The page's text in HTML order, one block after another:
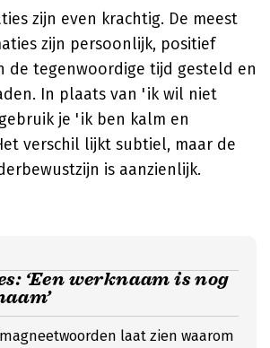
zijn even krachtig. De meest
zijn persoonlijk, positief
de tegenwoordige tijd gesteld en
In plaats van 'ik wil niet
je 'ik ben kalm en
verschil lijkt subtiel, maar de
is aanzienlijk.
‘Een werknaam is nog
laat zien waarom